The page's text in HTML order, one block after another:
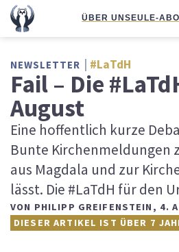
ÜBER UNSEULE-ABO
NEWSLETTER #LaTdH
Fail – Die
August
Eine hoffentlich kurze
Bunte Kirchenmeldungen
aus Magdala und zur
lässt. Die #LaTdH für den
VON PHILIPP GREIFENSTEIN , 4.
DIESER ARTIKEL IST ÜBER 7